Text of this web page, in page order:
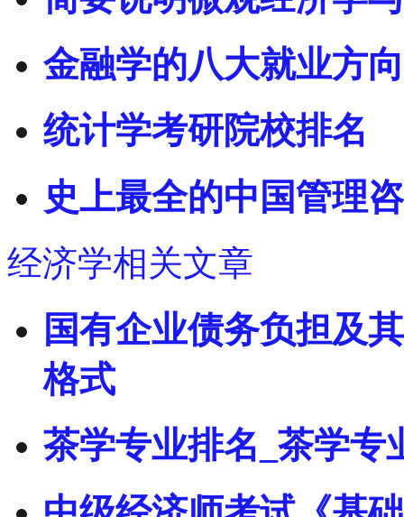
金融学的八大就业方
统计学考研院校排名
史上最全的中国管理
经济学相关文章
国有企业债务负担及
格式
茶学专业排名_茶学专